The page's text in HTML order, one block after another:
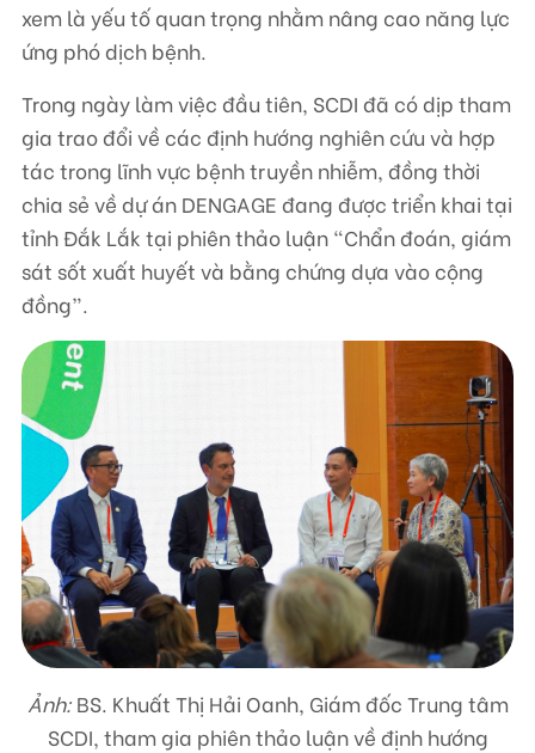
xem là yếu tố quan trọng nhằm nâng cao năng lực
ứng phó dịch bệnh.
Trong ngày làm việc đầu tiên, SCDI đã có dịp tham
gia trao đổi về các định hướng nghiên cứu và hợp
tác trong lĩnh vực bệnh truyền nhiễm, đồng thời
chia sẻ về dự án DENGAGE đang được triển khai tại
tỉnh Đắk Lắk tại phiên thảo luận “Chẩn đoán, giám
sát sốt xuất huyết và bằng chứng dựa vào cộng
đồng”.
Ảnh: BS. Khuất Thị Hải Oanh, Giám đốc Trung tâm
SCDI, tham gia phiên thảo luận về định hướng